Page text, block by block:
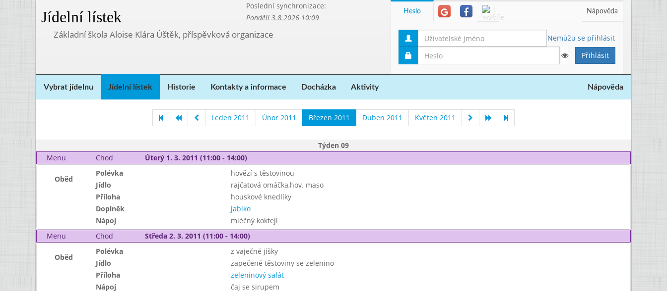
Jídelní lístek
Poslední synchronizace:
Pondělí 3.8.2026 10:09
Základní škola Aloise Klára Úštěk, příspěvková organizace
Heslo Nápověda
Nemůžu se přihlásit
Vybrat jídelnu Jídelní lístek Historie Kontakty a informace Docházka Aktivity Nápověda
Leden 2011 Únor 2011 Březen 2011 Duben 2011 Květen 2011
Týden 09
Menu
Chod Úterý 1. 3. 2011 (11:00 - 14:00)
Oběd
Polévka
hovězí s těstovinou
Jídlo
rajčatová omáčka,hov. maso
Příloha
houskové knedlíky
Doplněk
jablko
Nápoj
mléčný koktejl
Menu
Chod Středa 2. 3. 2011 (11:00 - 14:00)
Oběd
Polévka
z vaječné jíšky
Jídlo
zapečené těstoviny se zelenino
Příloha
zeleninový salát
Nápoj
čaj se sirupem